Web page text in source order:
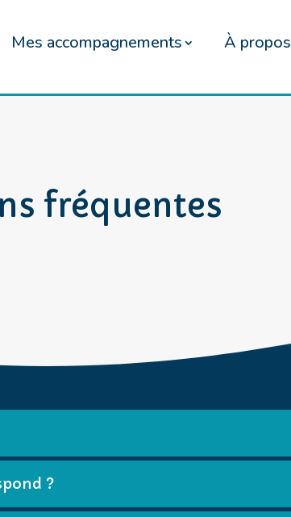
Mes accompagnements À propos
fréquentes
?